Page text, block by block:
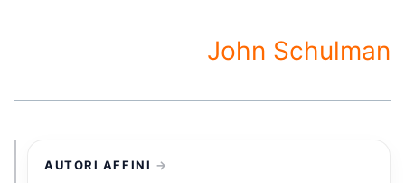
John Schulman
AUTORI AFFINI